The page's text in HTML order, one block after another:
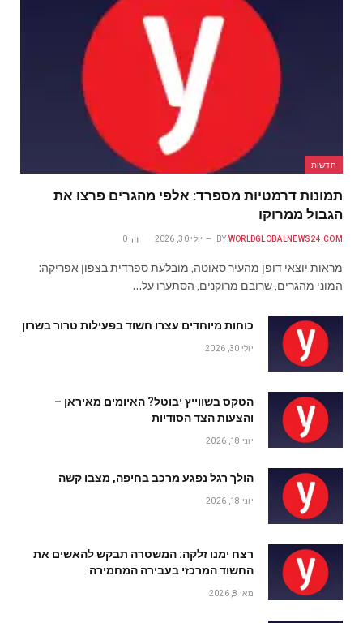
חדשות
תמונות דרמטיות מספרד: אלפי מהגרים פרצו את
הגבול ממרוקו
BY WORLDGLOBALNEWS24.COM יולי 30, 2026 0
מראות יוצאי דופן מהעיר סאוטה, מובלעת ספרדית בצפון אפריקה:
המוני מהגרים, שרובם מרוקנים, הסתערו על…
כוחות מיוחדים עצרו חשוד בפעילות טרור בשרון
יולי 30, 2026
הטקס בשווייץ יבוטל? האיומים מאיראן –
והצעות הצד הסודיות
יוני 18, 2026
הולך רגל נפגע מרכב בחיפה, מצבו קשה
יוני 18, 2026
רצח ימנו זלקה: המשטרה תבקש להאשים את
החשוד המרכזי בעבירה המחמירה
מאי 8, 2026